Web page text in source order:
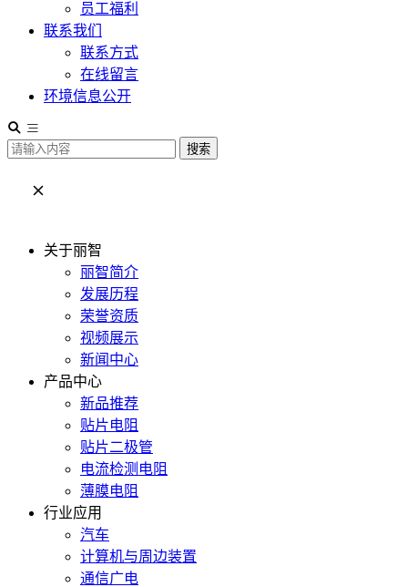
员工福利
联系我们
联系方式
在线留言
环境信息公开
搜索
关于丽智
丽智简介
发展历程
荣誉资质
视频展示
新闻中心
产品中心
新品推荐
贴片电阻
贴片二极管
电流检测电阻
薄膜电阻
行业应用
汽车
计算机与周边装置
通信广电